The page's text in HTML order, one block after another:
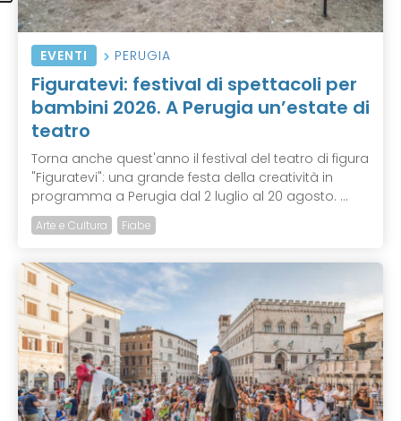
EVENTI PERUGIA
Figuratevi: festival di spettacoli per
bambini 2026. A Perugia un’estate di
teatro
Torna anche quest'anno il festival del teatro di figura
"Figuratevi": una grande festa della creatività in
programma a Perugia dal 2 luglio al 20 agosto. ...
Arte e Cultura Fiabe